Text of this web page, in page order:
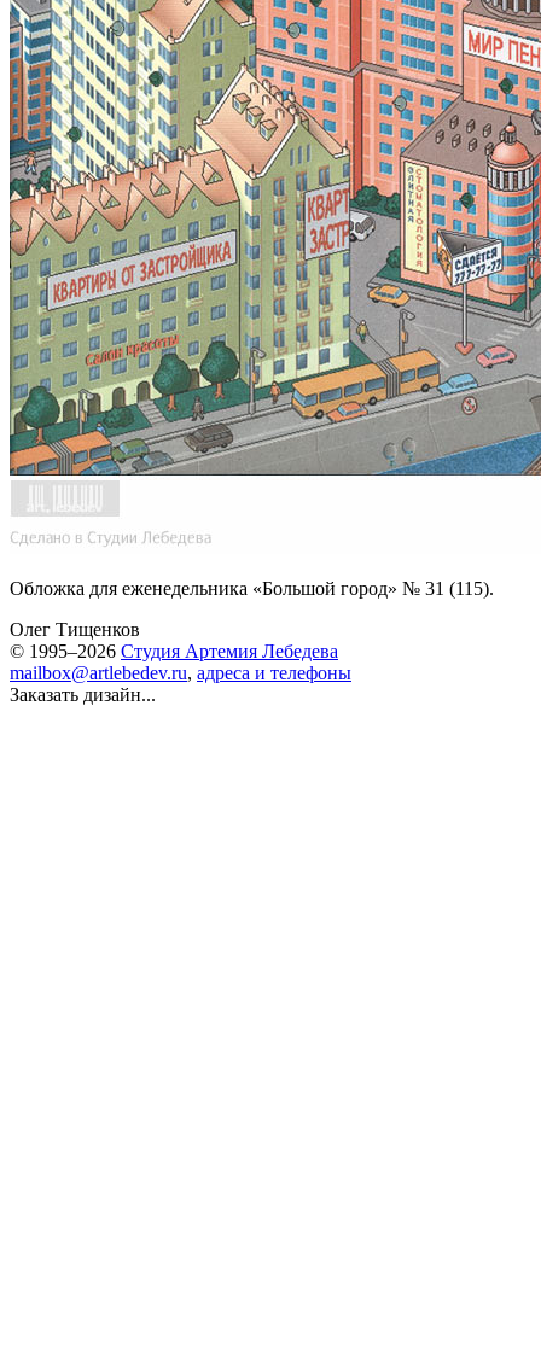
Обложка для еженедельника «Большой город» № 31 (115).
Олег Тищенков
© 1995–2026 Студия Артемия Лебедева
mailbox@artlebedev.ru, адреса и телефоны
Заказать дизайн...